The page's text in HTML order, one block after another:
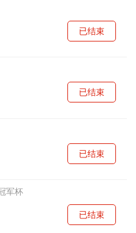
已结束
已结束
已结束
军杯
U17
已结束